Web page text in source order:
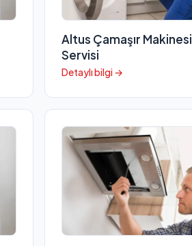
Altus Çamaşır Makinesi
Servisi
Detaylı bilgi →